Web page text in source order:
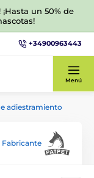
un 50% de
+34900963443
Menú
adiestramiento
Fabricante